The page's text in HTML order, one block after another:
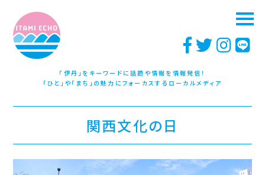
「伊丹」をキーワードに話題や情報を情報発信！
「ひと」や「まち」の魅力にフォーカスするローカルメディア
関西文化の日